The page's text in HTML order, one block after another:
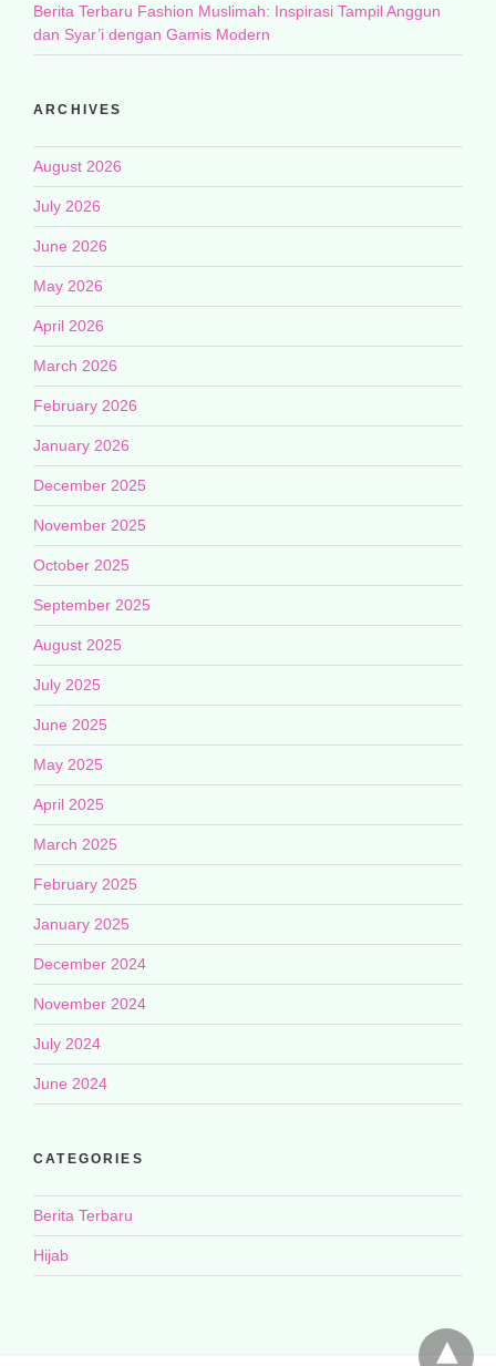
Berita Terbaru Fashion Muslimah: Inspirasi Tampil Anggun
dan Syar’i dengan Gamis Modern
ARCHIVES
August 2026
July 2026
June 2026
May 2026
April 2026
March 2026
February 2026
January 2026
December 2025
November 2025
October 2025
September 2025
August 2025
July 2025
June 2025
May 2025
April 2025
March 2025
February 2025
January 2025
December 2024
November 2024
July 2024
June 2024
CATEGORIES
Berita Terbaru
Hijab